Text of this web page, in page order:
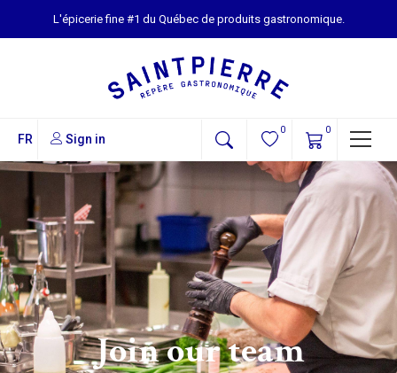
L'épicerie fine #1 du Québec de produits gastronomique.
FR Sign in
0 0
Join our team